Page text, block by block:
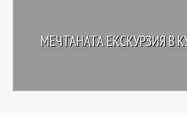
НОВА ГОДИНА
ЛЮБОПИТНО
МЕЧТАНАТА ЕКСКУРЗИЯ В